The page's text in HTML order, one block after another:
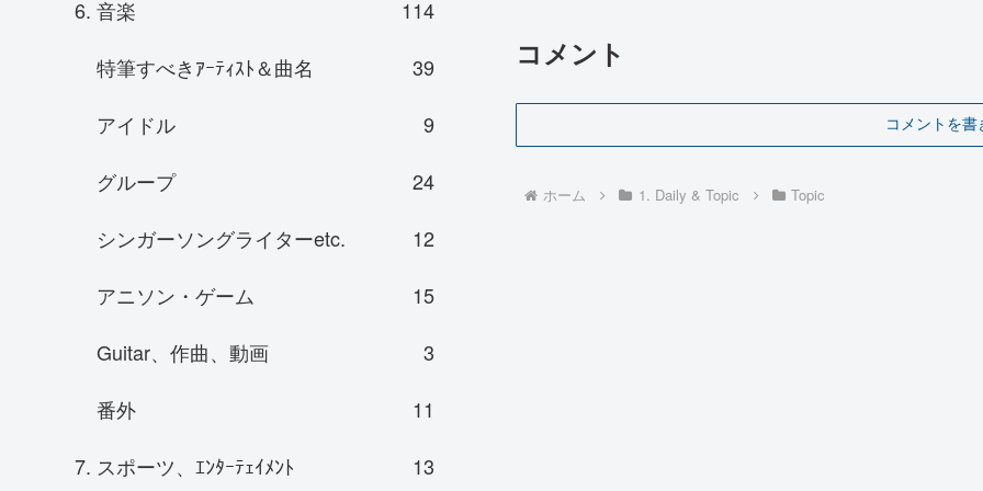
コメント
コメントを書
ホーム 1. Daily & Topic Topic
6. 音楽
114
特筆すべきｱｰﾃｨｽﾄ＆曲名
39
アイドル
9
グループ
24
シンガーソングライターetc.
12
アニソン・ゲーム
15
Guitar、作曲、動画
3
番外
11
7. スポーツ、ｴﾝﾀｰﾃｪｲﾒﾝﾄ
13